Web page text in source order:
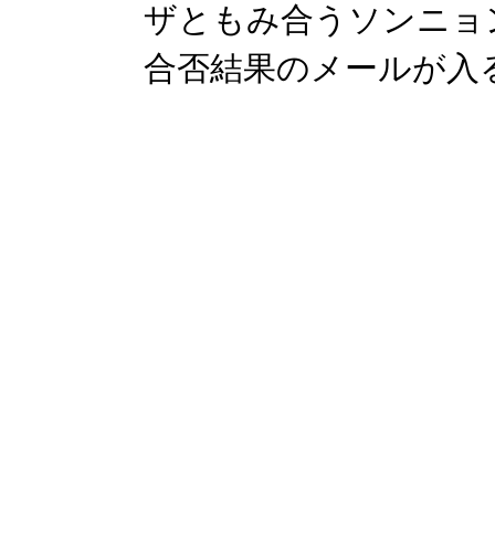
ザともみ合うソンニ
合否結果のメールが入